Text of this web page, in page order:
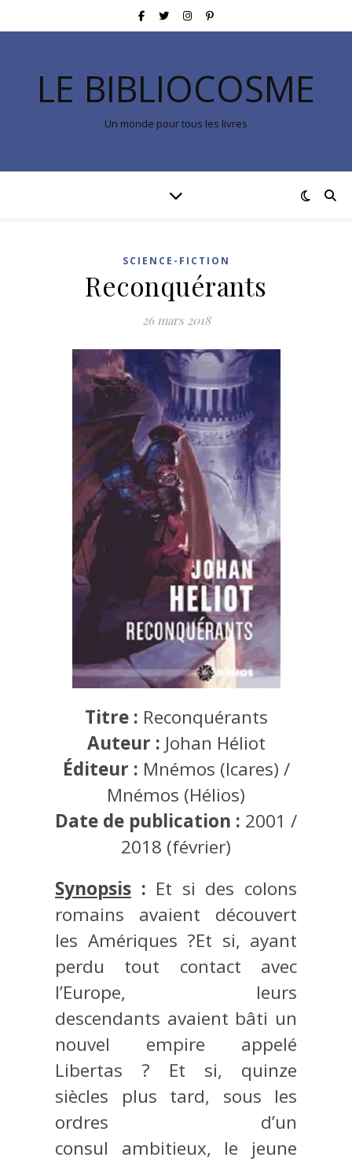
LE BIBLIOCOSME
Un monde pour tous les livres
SCIENCE-FICTION
Reconquérants
26 mars 2018
Titre : Reconquérants
Auteur : Johan Héliot
Éditeur : Mnémos (Icares) /
Mnémos (Hélios)
Date de publication : 2001 /
2018 (février)
Synopsis : Et si des colons
romains avaient découvert
les Amériques ?Et si, ayant
perdu tout contact avec
l’Europe, leurs
descendants avaient bâti un
nouvel empire appelé
Libertas ? Et si, quinze
siècles plus tard, sous les
ordres d’un
consul ambitieux, le jeune